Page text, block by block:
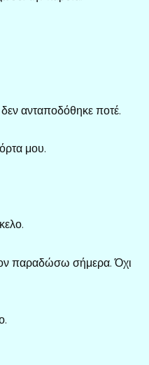
ανταποδόθηκε ποτέ.
μου.
παραδώσω σήμερα. Όχι